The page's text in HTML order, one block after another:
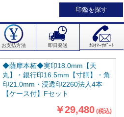
印鑑を探す
お支払方法 即日発送 ｶｽﾀﾏｰｻﾎﾟｰﾄ
◆薩摩本柘◆実印18.0mm【天
丸】・銀行印16.5mm【寸胴】・角
印21.0mm・浸透印2260法人4本
【ケース付】Fセット
￥29,480 (税込)